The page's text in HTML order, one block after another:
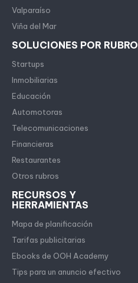
Valparaíso
Viña del Mar
SOLUCIONES POR RUBRO
Startups
Inmobiliarias
Educación
Automotoras
Telecomunicaciones
Financieras
Restaurantes
Otros rubros
RECURSOS Y
HERRAMIENTAS
Mapa de planificación
Tarifas publicitarias
Ebooks de OOH Academy
Tips para un anuncio efectivo